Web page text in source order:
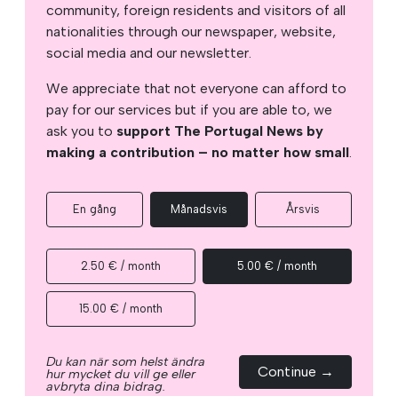
community, foreign residents and visitors of all
nationalities through our newspaper, website,
social media and our newsletter.
We appreciate that not everyone can afford to
pay for our services but if you are able to, we
ask you to support The Portugal News by
making a contribution – no matter how small.
En gång Månadsvis Årsvis
2.50 € / month 5.00 € / month
15.00 € / month
Du kan när som helst ändra
hur mycket du vill ge eller
avbryta dina bidrag.
Continue →